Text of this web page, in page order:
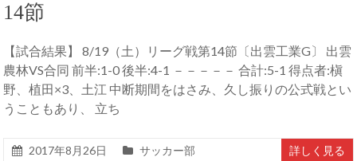
14節
【試合結果】 8/19（土）リーグ戦第14節〔出雲工業G〕 出雲
農林VS合同 前半:1-0 後半:4-1 －－－－－ 合計:5-1 得点者:槇
野、植田×3、土江 中断期間をはさみ、久し振りの公式戦とい
うこともあり、 立ち
2017年8月26日 サッカー部 詳しく見る